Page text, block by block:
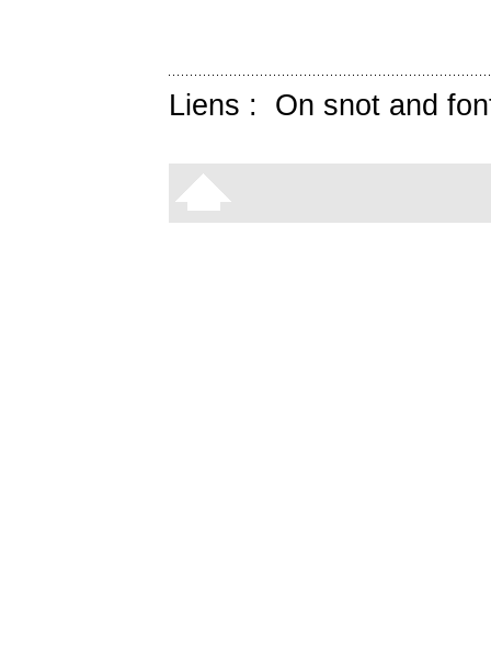
Liens : On snot and